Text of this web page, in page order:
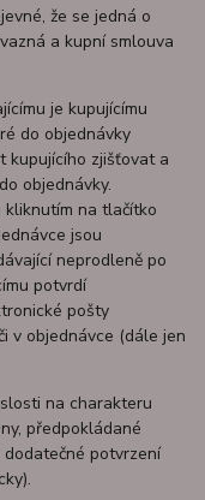
že se jedná o
a kupní smlouva
je kupujícímu
do objednávky
kupujícího zjišťovat a
objednávky.
kliknutím na tlačítko
jsou
neprodleně po
potvrdí
pošty
v objednávce (dále jen
na charakteru
předpokládané
potvrzení